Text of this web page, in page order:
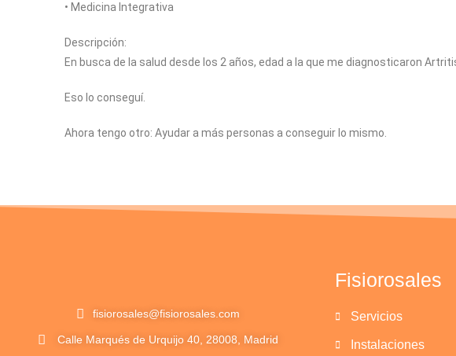
• Medicina Integrativa
Descripción:
En busca de la salud desde los 2 años, edad a la que me diagnosticaron
Eso lo conseguí.
Ahora tengo otro: Ayudar a más personas a conseguir lo mismo.
fisiorosales@fisiorosales.com
Calle Marqués de Urquijo 40, 28008, Madrid
Fisiorosales
Servicios
Instalaciones